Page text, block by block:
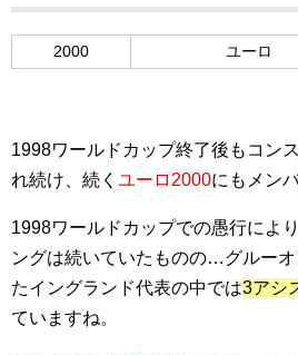
2000 ユーロ
1998ワールドカップ終了後もコン
れ続け、続く ユーロ2000にもメン
1998ワールドカップでの愚行によ
ングは続いていたものの…グルー
たイングランド代表の中では3アシ
ていますね。